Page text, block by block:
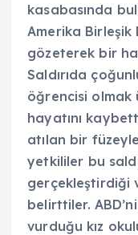
kasabasında
Amerika
gözeterek bir
Saldırıda
öğrencisi olmak
hayatını
atılan bir
yetkililer bu
gerçekleştirdiği
belirttiler.
vurduğu kız